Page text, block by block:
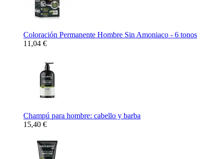
Coloración Permanente Hombre Sin Amoniaco - 6 tonos
11,04 €
Champú para hombre: cabello y barba
15,40 €